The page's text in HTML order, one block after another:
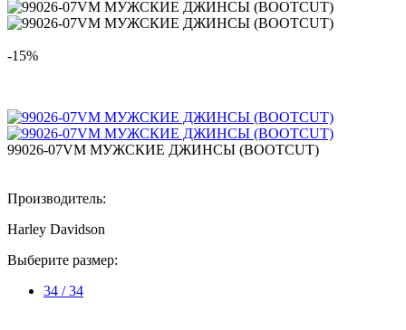
-15%
99026-07VM МУЖСКИЕ ДЖИНСЫ (BOOTCUT)
Производитель:
Harley Davidson
Выберите размер:
34 / 34